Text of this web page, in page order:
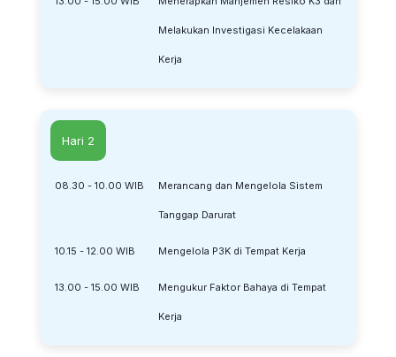
Melakukan Investigasi Kecelakaan
Kerja
Hari 2
08.30 - 10.00 WIB Merancang dan Mengelola Sistem
Tanggap Darurat
10.15 - 12.00 WIB Mengelola P3K di Tempat Kerja
13.00 - 15.00 WIB Mengukur Faktor Bahaya di Tempat
Kerja